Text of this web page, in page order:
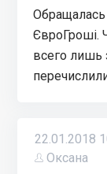
ЄвроГрошi.
всего лишь
22.01.2018
Оксана